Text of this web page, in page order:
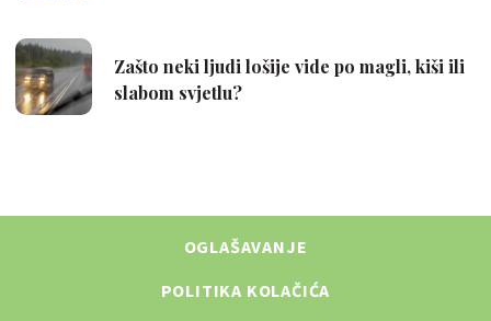
OGLAŠAVANJE
POLITIKA KOLAČIĆA